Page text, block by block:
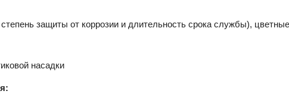
защиты от коррозии и длительность срока службы),
насадки